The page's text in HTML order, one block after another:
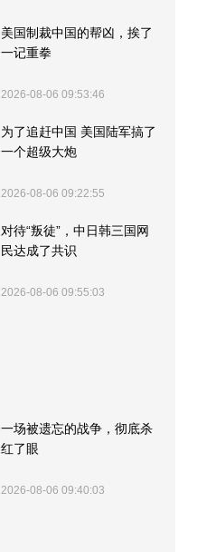
美国制裁中国的帮凶，挨了
一记重拳
2026-08-06 09:53:46
为了追赶中国 美国陆军搞了
一个超级大炮
2026-08-06 09:22:55
对待“叛徒”，中日韩三国网
民达成了共识
2026-08-06 09:55:03
一场被遗忘的战争，彻底杀
红了眼
2026-08-06 09:40:03